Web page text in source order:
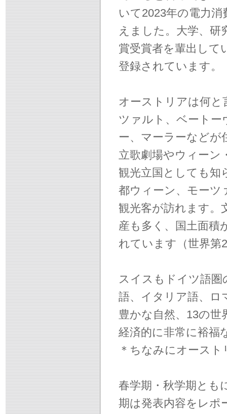
いて2023年の電力
えました。大学、研
賞受賞者を輩出して
登録されています。
オーストリアは何
ツァルト、ベート
ー、マーラーなどが
立歌劇場やウィーン
観光立国としても知
都ウィーン、モーツ
観光客が訪れます。
産も多く、国土面積
れています（世界第
スイスもドイツ語
語、イタリア語、ロ
豊かな自然、13の
経済的に非常に裕福
＊ちなみにオースト
春学期・秋学期とも
期は発表内容をレポ